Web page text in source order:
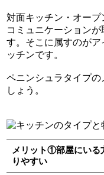
対面キッチン・オープ
コミュニケーション
す。そこに属すのが
ッチンです。
ペニンシュラタイプの
しょう。
メリット①部屋にいる
りやすい